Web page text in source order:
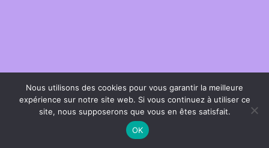
Nous utilisons des cookies pour vous garantir la meilleure
expérience sur notre site web. Si vous continuez à utiliser ce
site, nous supposerons que vous en êtes satisfait.
OK